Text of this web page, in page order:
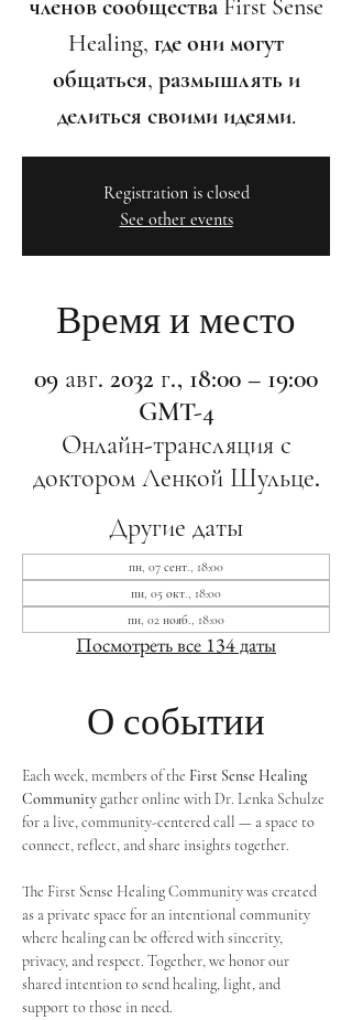
членов сообщества First Sense
Healing, где они могут
общаться, размышлять и
делиться своими идеями.
Registration is closed
See other events
Время и место
09 авг. 2032 г., 18:00 – 19:00
GMT-4
Онлайн-трансляция с
доктором Ленкой Шульце.
Другие даты
пн, 07 сент., 18:00
пн, 05 окт., 18:00
пн, 02 нояб., 18:00
Посмотреть все 134 даты
О событии
Each week, members of the First Sense Healing
Community gather online with Dr. Lenka Schulze
for a live, community-centered call — a space to
connect, reflect, and share insights together.
The First Sense Healing Community was created
as a private space for an intentional community
where healing can be offered with sincerity,
privacy, and respect. Together, we honor our
shared intention to send healing, light, and
support to those in need.